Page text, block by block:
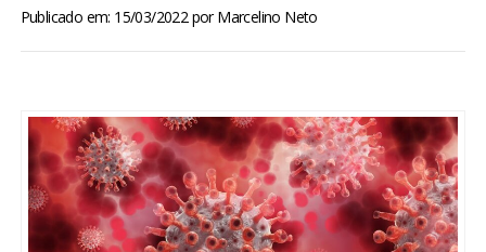
BRASIL
ESPORTES
ENTRETENIMENTO
Publicado em: 15/03/2022porMarcelino Neto